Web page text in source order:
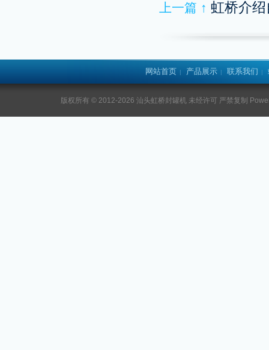
上一篇 ↑ 虹桥介
网站首页 | 产品展示 | 联系我们 |
版权所有 © 2012-2026 汕头虹桥封罐机 未经许可 严禁复制